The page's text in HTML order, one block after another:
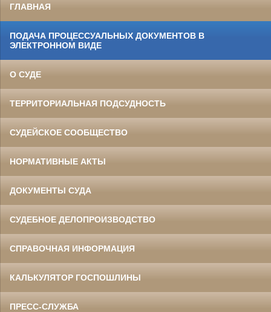
ГЛАВНАЯ
ПОДАЧА ПРОЦЕССУАЛЬНЫХ ДОКУМЕНТОВ В
ЭЛЕКТРОННОМ ВИДЕ
О СУДЕ
ТЕРРИТОРИАЛЬНАЯ ПОДСУДНОСТЬ
СУДЕЙСКОЕ СООБЩЕСТВО
НОРМАТИВНЫЕ АКТЫ
ДОКУМЕНТЫ СУДА
СУДЕБНОЕ ДЕЛОПРОИЗВОДСТВО
СПРАВОЧНАЯ ИНФОРМАЦИЯ
КАЛЬКУЛЯТОР ГОСПОШЛИНЫ
ПРЕСС-СЛУЖБА